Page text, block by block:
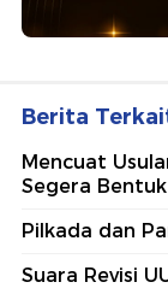
Berita
Mencuat
Segera
Pilkada dan
Suara Revisi